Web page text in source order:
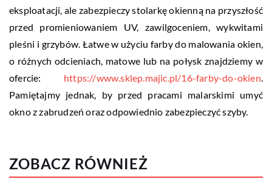
eksploatacji, ale zabezpieczy stolarkę okienną na przyszłość
przed promieniowaniem UV, zawilgoceniem, wykwitami
pleśni i grzybów. Łatwe w użyciu farby do malowania okien,
o różnych odcieniach, matowe lub na połysk znajdziemy w
ofercie: https://www.sklep.majic.pl/16-farby-do-okien.
Pamiętajmy jednak, by przed pracami malarskimi umyć
okno z zabrudzeń oraz odpowiednio zabezpieczyć szyby.
ZOBACZ RÓWNIEŻ